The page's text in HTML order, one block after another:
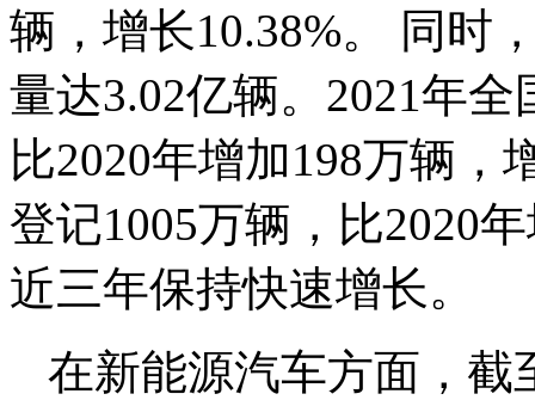
辆，增长10.38%。 同时
量达3.02亿辆。2021年
比2020年增加198万辆，
登记1005万辆，比2020
近三年保持快速增长。
在新能源汽车方面，截